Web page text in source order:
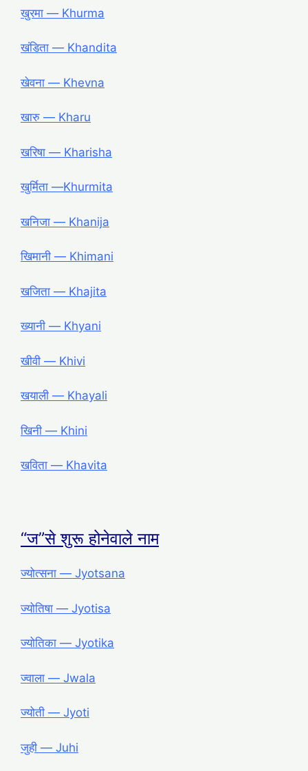
खुरमा ― Khurma
खंडिता ― Khandita
खेवना ― Khevna
खारु ― Kharu
खरिषा ― Kharisha
खुर्मिता ―Khurmita
खनिजा ― Khanija
खिमानी ― Khimani
खजिता ― Khajita
ख्यानी ― Khyani
खीवी ― Khivi
खयाली ― Khayali
खिनी ― Khini
खविता ― Khavita
“ज”से शुरू होनेवाले नाम
ज्योत्सना ― Jyotsana
ज्योतिषा ― Jyotisa
ज्योतिका ― Jyotika
ज्वाला ― Jwala
ज्योती ― Jyoti
जुही ― Juhi